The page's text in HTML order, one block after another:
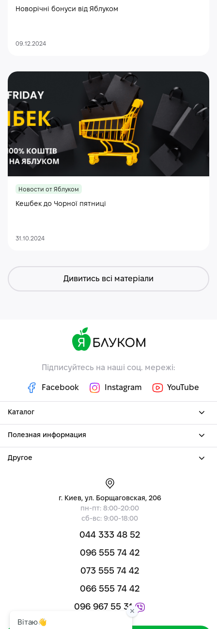
Новорічні бонуси від Яблуком
09.12.2024
Новости от Яблуком
Кешбек до Чорної пятниці
31.10.2024
Дивитись всі матеріали
Підписуйтесь на наші соц. мережі:
Facebook Instagram YouTube
Каталог
Полезная информация
Другое
г. Киев, ул. Борщаговская, 206
пн-пт: 8:00-20:00
сб-вс: 9:00-18:00
044 333 48 52
096 555 74 42
073 555 74 42
066 555 74 42
096 967 55 31